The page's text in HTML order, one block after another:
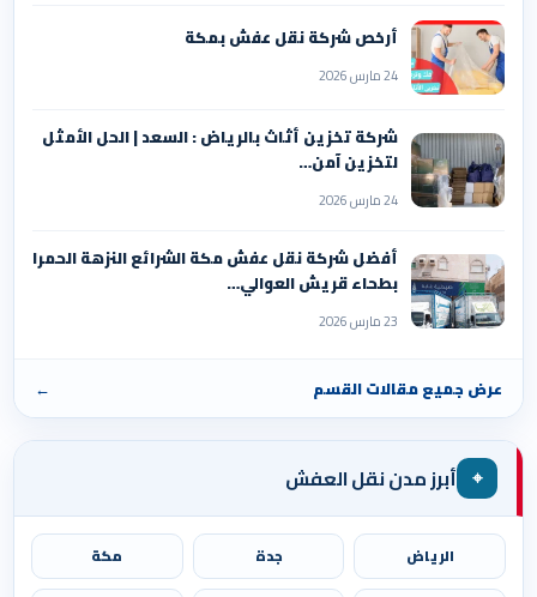
أرخص شركة نقل عفش بمكة
24 مارس 2026
شركة تخزين أثاث بالرياض : السعد | الحل الأمثل
لتخزين آمن…
24 مارس 2026
أفضل شركة نقل عفش مكة الشرائع النزهة الحمرا
بطحاء قريش العوالي…
23 مارس 2026
عرض جميع مقالات القسم ←
⌖ أبرز مدن نقل العفش
الرياض جدة مكة